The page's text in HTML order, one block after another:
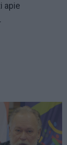
apie